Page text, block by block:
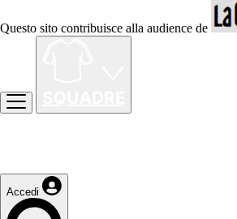
Questo sito contribuisce alla audience de
Accedi